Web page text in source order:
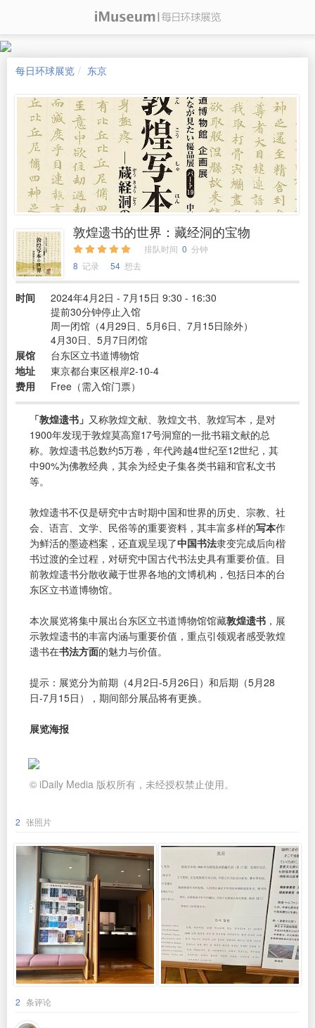
每日环球展览 东京
敦煌遗书的世界：藏经洞的宝物
排队时间 0 分钟
8 记录 54 想去
时间
2024年4月2日 - 7月15日 9:30 - 16:30
提前30分钟停止入馆
周一闭馆（4月29日、5月6日、7月15日除外）
4月30日、5月7日闭馆
展馆
台东区立书道博物馆
地址
東京都台東区根岸2-10-4
费用
Free（需入馆门票）
「敦煌遗书」 又称敦煌文献、敦煌文书、敦煌写本，是对
1900年发现于敦煌莫高窟17号洞窟的一批书籍文献的总
称。敦煌遗书总数约5万卷，年代跨越4世纪至12世纪，其
中90%为佛教经典，其余为经史子集各类书籍和官私文书
等。
敦煌遗书不仅是研究中古时期中国和世界的历史、宗教、社
会、语言、文学、民俗等的重要资料，其丰富多样的写本作
为鲜活的墨迹档案，还直观呈现了中国书法隶变完成后向楷
书过渡的全过程，对研究中国古代书法史具有重要价值。目
前敦煌遗书分散收藏于世界各地的文博机构，包括日本的台
东区立书道博物馆。
本次展览将集中展出台东区立书道博物馆馆藏敦煌遗书 ，展
示敦煌遗书的丰富内涵与重要价值，重点引领观者感受敦煌
遗书在书法方面的魅力与价值。
提示：展览分为前期（4月2日-5月26日）和后期（5月28
日-7月15日），期间部分展品将有更换。
展览海报
© iDaily Media 版权所有，未经授权禁止使用。
2 张照片
2 条评论